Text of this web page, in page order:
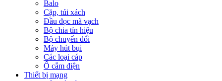
Balo
Cặp, túi xách
Đầu đọc mã vạch
Bộ chia tín hiệu
Bộ chuyển đổi
Máy hút bụi
Các loại cáp
Ổ cắm điện
Thiết bị mạng